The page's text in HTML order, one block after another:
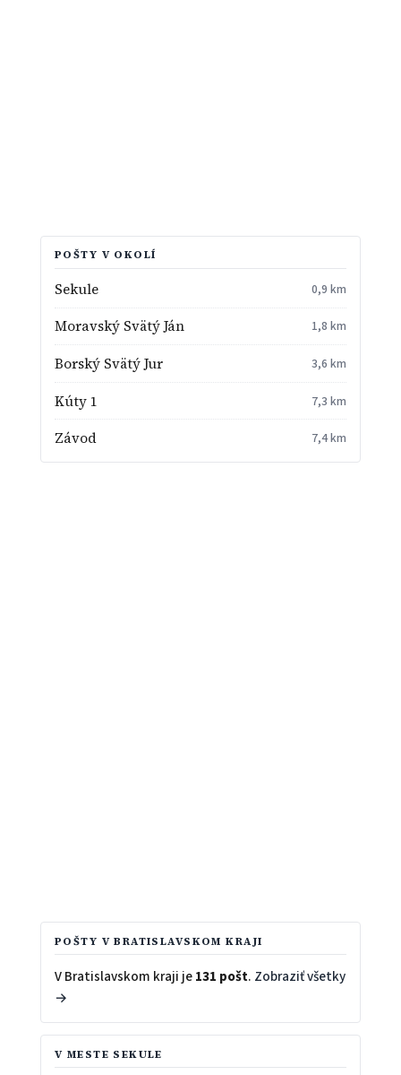
POŠTY V OKOLÍ
Sekule 0,9 km
Moravský Svätý Ján 1,8 km
Borský Svätý Jur 3,6 km
Kúty 1 7,3 km
Závod 7,4 km
POŠTY V BRATISLAVSKOM KRAJI
V Bratislavskom kraji je131 pošt. Zobraziť všetky
→
V MESTE SEKULE